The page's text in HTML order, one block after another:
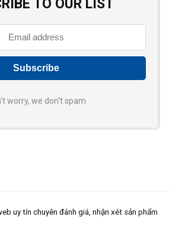
TO OUR LIST
worry, we don't spam
uy tín chuyên đánh giá, nhận xét sản phẩm